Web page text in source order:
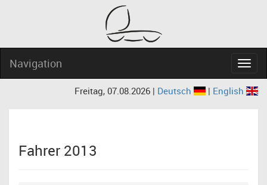
Navigation
Freitag, 07.08.2026 | Deutsch | English
Fahrer 2013